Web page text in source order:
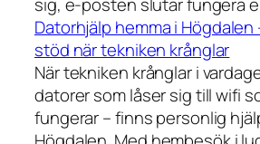
sig, e-posten slutar fungera
Datorhjälp hemma i
stöd när tekniken krånglar
När tekniken krånglar i
datorer som låser sig till wifi
fungerar – finns personlig